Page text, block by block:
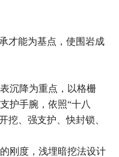
才能为基点，使围岩成
沉降为重点，以格栅
护手腕，依照“十八
挖、强支护、快封锁、
刚度，浅埋暗挖法设计